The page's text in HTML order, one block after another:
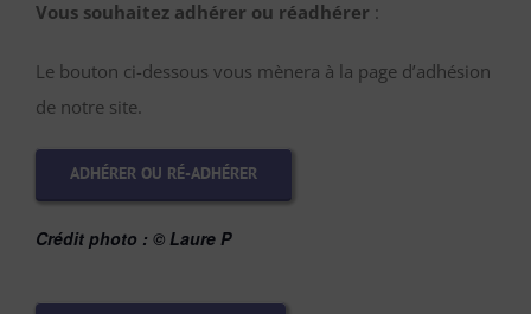
Vous souhaitez adhérer ou réadhérer :
Le bouton ci-dessous vous mènera à la page d’adhésion
de notre site.
ADHÉRER OU RÉ-ADHÉRER
Crédit photo : © Laure P